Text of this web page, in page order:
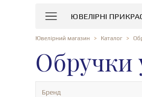
ЮВЕЛІРНІ
Ювелірний магазин Каталог
Обручки
Бренд